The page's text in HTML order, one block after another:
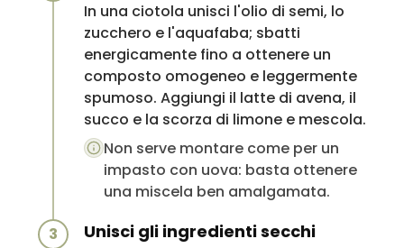
In una ciotola unisci l'olio di semi, lo
zucchero e l'aquafaba; sbatti
energicamente fino a ottenere un
composto omogeneo e leggermente
spumoso. Aggiungi il latte di avena, il
succo e la scorza di limone e mescola.
Non serve montare come per un
impasto con uova: basta ottenere
una miscela ben amalgamata.
3 Unisci gli ingredienti secchi